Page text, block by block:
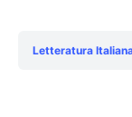
Letteratura